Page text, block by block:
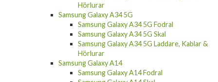
Hörlurar
Samsung Galaxy A34 5G
Samsung Galaxy A34 5G Fodral
Samsung Galaxy A34 5G Skal
Samsung Galaxy A34 5G Laddare, Kablar &
Hörlurar
Samsung Galaxy A14
Samsung Galaxy A14 Fodral